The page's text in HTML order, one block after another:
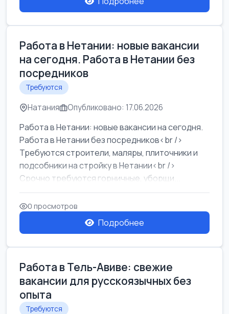
Работа в Нетании: новые вакансии
на сегодня. Работа в Нетании без
посредников
Требуются
Натания Опубликовано: 17.06.2026
Работа в Нетании: новые вакансии на сегодня.
Работа в Нетании без посредников<br />
Требуются строители, маляры, плиточники и
подсобники на стройку в Нетании<br />
Срочно требуются горничные, уборщи...
0 просмотров
Подробнее
Работа в Тель-Авиве: свежие
вакансии для русскоязычных без
опыта
Требуются